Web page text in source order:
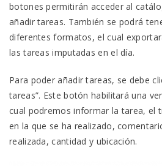
botones permitirán acceder al
añadir tareas. También se podrá
diferentes formatos, el cual
las tareas imputadas en el día.
Para poder añadir tareas, se debe
tareas”. Este botón habilitará una
cual podremos informar la tarea, el
en la que se ha realizado,
realizada, cantidad y ubicación.